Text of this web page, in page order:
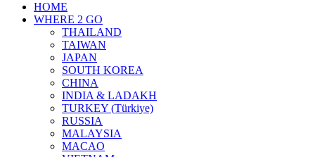
HOME
WHERE 2 GO
THAILAND
TAIWAN
JAPAN
SOUTH KOREA
CHINA
INDIA & LADAKH
TURKEY (Türkiye)
RUSSIA
MALAYSIA
MACAO